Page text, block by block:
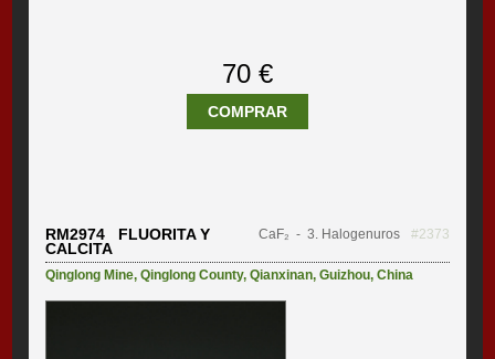
70 €
COMPRAR
RM2974 FLUORITA Y
CALCITA
CaF₂ - 3. Halogenuros #2373
Qinglong Mine,Qinglong County,Qianxinan,Guizhou,China